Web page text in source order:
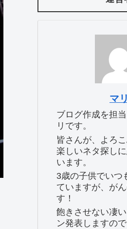
マリ
ブログ作成を担
リです。
皆さんが、よろこ
楽しいネタ探し
います。
3歳の子供でいつ
ていますが、が
す！
飽きさせない凄
ン発表しますの